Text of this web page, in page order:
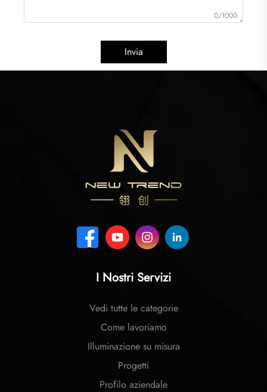
0/1000
Invia
I Nostri Servizi
Vedi tutte le categorie
Come lavoriamo
Illuminazione su misura
Progetti
Profilo aziendale